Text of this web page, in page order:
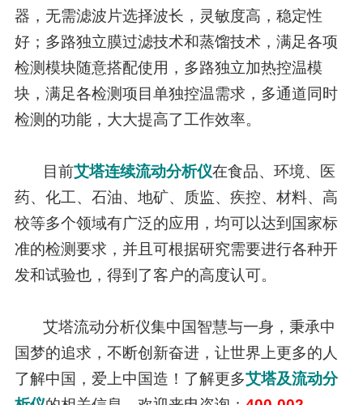
器，无需滤波片选择波长，灵敏度高，稳定性
好；多路独立膜过滤技术和蒸馏技术，满足各项
检测模块随意搭配使用，多路独立加热控温模
块，满足各检测项目单独控温需求，多通道同时
检测的功能，大大提高了工作效率。
目前艾塔连续流动分析仪在食品、环境、医
药、化工、石油、地矿、质监、疾控、材料、高
校等多个领域有广泛的应用，均可以达到国家标
准的检测要求，并且可根据研究需要进行各种开
发和试验也，得到了客户的高度认可。
艾塔流动分析仪集中国智慧与一身，秉承中
国梦的追求，不断创新奋进，让世界上更多的人
了解中国，爱上中国造！了解更多艾塔及流动分